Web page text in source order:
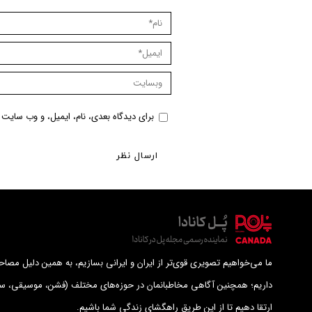
نام *
ایمیل *
وبسایت
برای دیدگاه بعدی، نام، ایمیل، و وب
ارسال نظر
ما می‌خواهیم تصویری قوی‌تر از ایران و ایرانی بسازیم، به همین دلیل
داریم؛ همچنین آگاهی مخاطبانمان در حوزه‌های مختلف (فشن، موسیقی،
ارتقا دهیم تا از این طریق راهگشای زندگی شما باشیم.